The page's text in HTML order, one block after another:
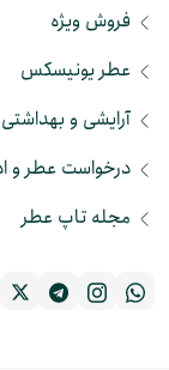
فروش ویژه
عطر یونیسکس
آرایشی و بهداشتی
درخواست عطر و
مجله تاپ عطر